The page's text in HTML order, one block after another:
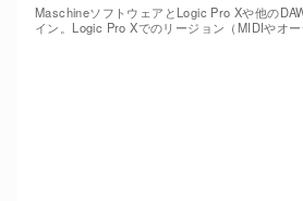
MaschineソフトウェアとLogic Pro Xや他の
イン。Logic Pro Xでのリージョン（MIDIやオ